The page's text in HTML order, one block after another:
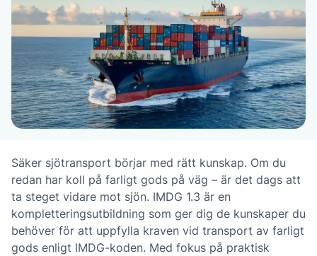
Säker sjötransport börjar med rätt kunskap. Om du
redan har koll på farligt gods på väg – är det dags att
ta steget vidare mot sjön. IMDG 1.3 är en
kompletteringsutbildning som ger dig de kunskaper du
behöver för att uppfylla kraven vid transport av farligt
gods enligt IMDG-koden. Med fokus på praktisk